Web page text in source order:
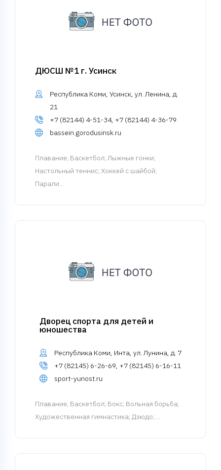
ДЮСШ №1 г. Усинск
Республика Коми, Усинск, ул. Ленина, д.
21
+7 (82144) 4-51-34, +7 (82144) 4-36-79
bassein.gorodusinsk.ru
Плавание; Баскетбол; Лыжные гонки;
Настольный теннис; Хоккей с шайбой;
Парали...
Дворец спорта для детей и
юношества
Республика Коми, Инта, ул. Лунина, д. 7
+7 (82145) 6-26-69, +7 (82145) 6-16-11
sport-yunost.ru
Плавание; Баскетбол; Бокс; Вольная борьба;
Художественная гимнастика; Дзюдо; ...